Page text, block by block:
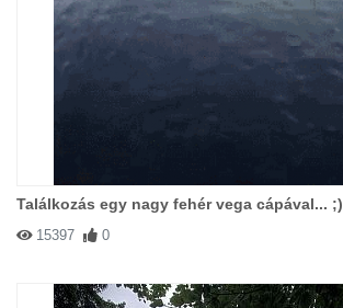
Találkozás egy nagy fehér vega cápával... ;)
15397 0